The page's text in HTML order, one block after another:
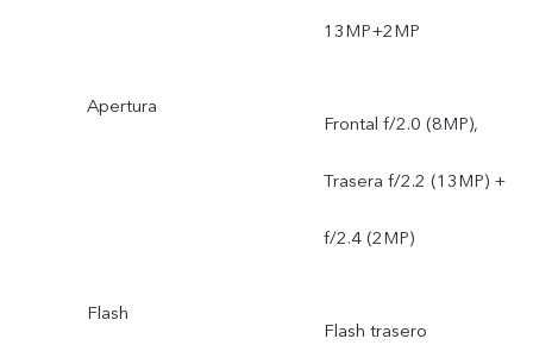
13MP+2MP
Apertura
Frontal f/2.0 (8MP),
Trasera f/2.2 (13MP) +
f/2.4 (2MP)
Flash
Flash trasero